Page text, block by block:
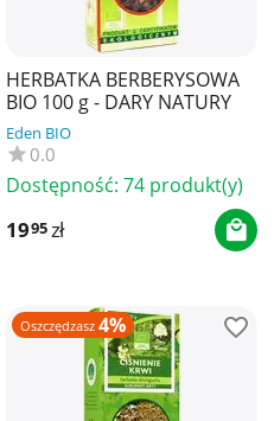
HERBATKA BERBERYSOWA
BIO 100 g - DARY NATURY
Eden BIO
0.0
Dostępność: 74 produkt(y)
1995zł
Oszczędzasz 4%